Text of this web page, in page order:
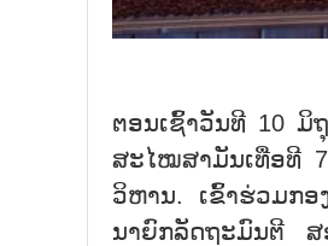
ຕອນເຊົ້າວັນທີ 10 ມິ
ສະໄໝສາມັນເທື່ອທີ
ວິຫານ. ເຂົ້າຮ່ວມກ
ນາຍົກລັດຖະມົນຕີ